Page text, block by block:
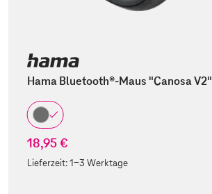
Hama Bluetooth®-Maus "Canosa V2"
18,95 €
Lieferzeit:1-3 Werktage